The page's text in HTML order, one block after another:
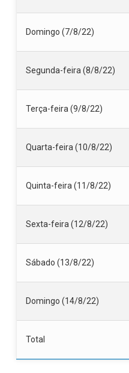
Domingo (7/8/22)
Segunda-feira (8/8/22)
Terça-feira (9/8/22)
Quarta-feira (10/8/22)
Quinta-feira (11/8/22)
Sexta-feira (12/8/22)
Sábado (13/8/22)
Domingo (14/8/22)
Total